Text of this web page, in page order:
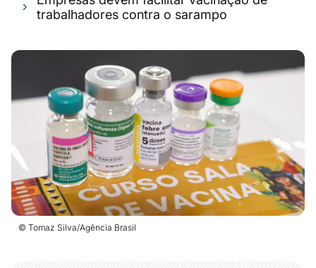
trabalhadores contra o sarampo
© Tomaz Silva/Agência Brasil